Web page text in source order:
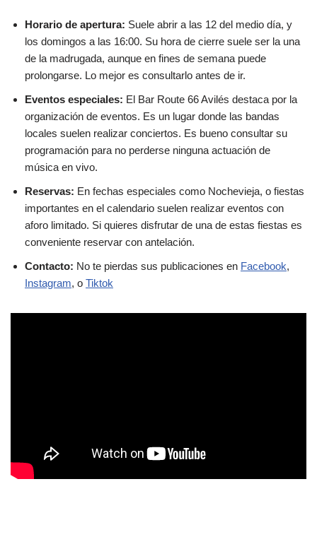
Horario de apertura: Suele abrir a las 12 del medio día, y
los domingos a las 16:00. Su hora de cierre suele ser la una
de la madrugada, aunque en fines de semana puede
prolongarse. Lo mejor es consultarlo antes de ir.
Eventos especiales: El Bar Route 66 Avilés destaca por la
organización de eventos. Es un lugar donde las bandas
locales suelen realizar conciertos. Es bueno consultar su
programación para no perderse ninguna actuación de
música en vivo.
Reservas: En fechas especiales como Nochevieja, o fiestas
importantes en el calendario suelen realizar eventos con
aforo limitado. Si quieres disfrutar de una de estas fiestas es
conveniente reservar con antelación.
Contacto: No te pierdas sus publicaciones en Facebook,
Instagram, o Tiktok